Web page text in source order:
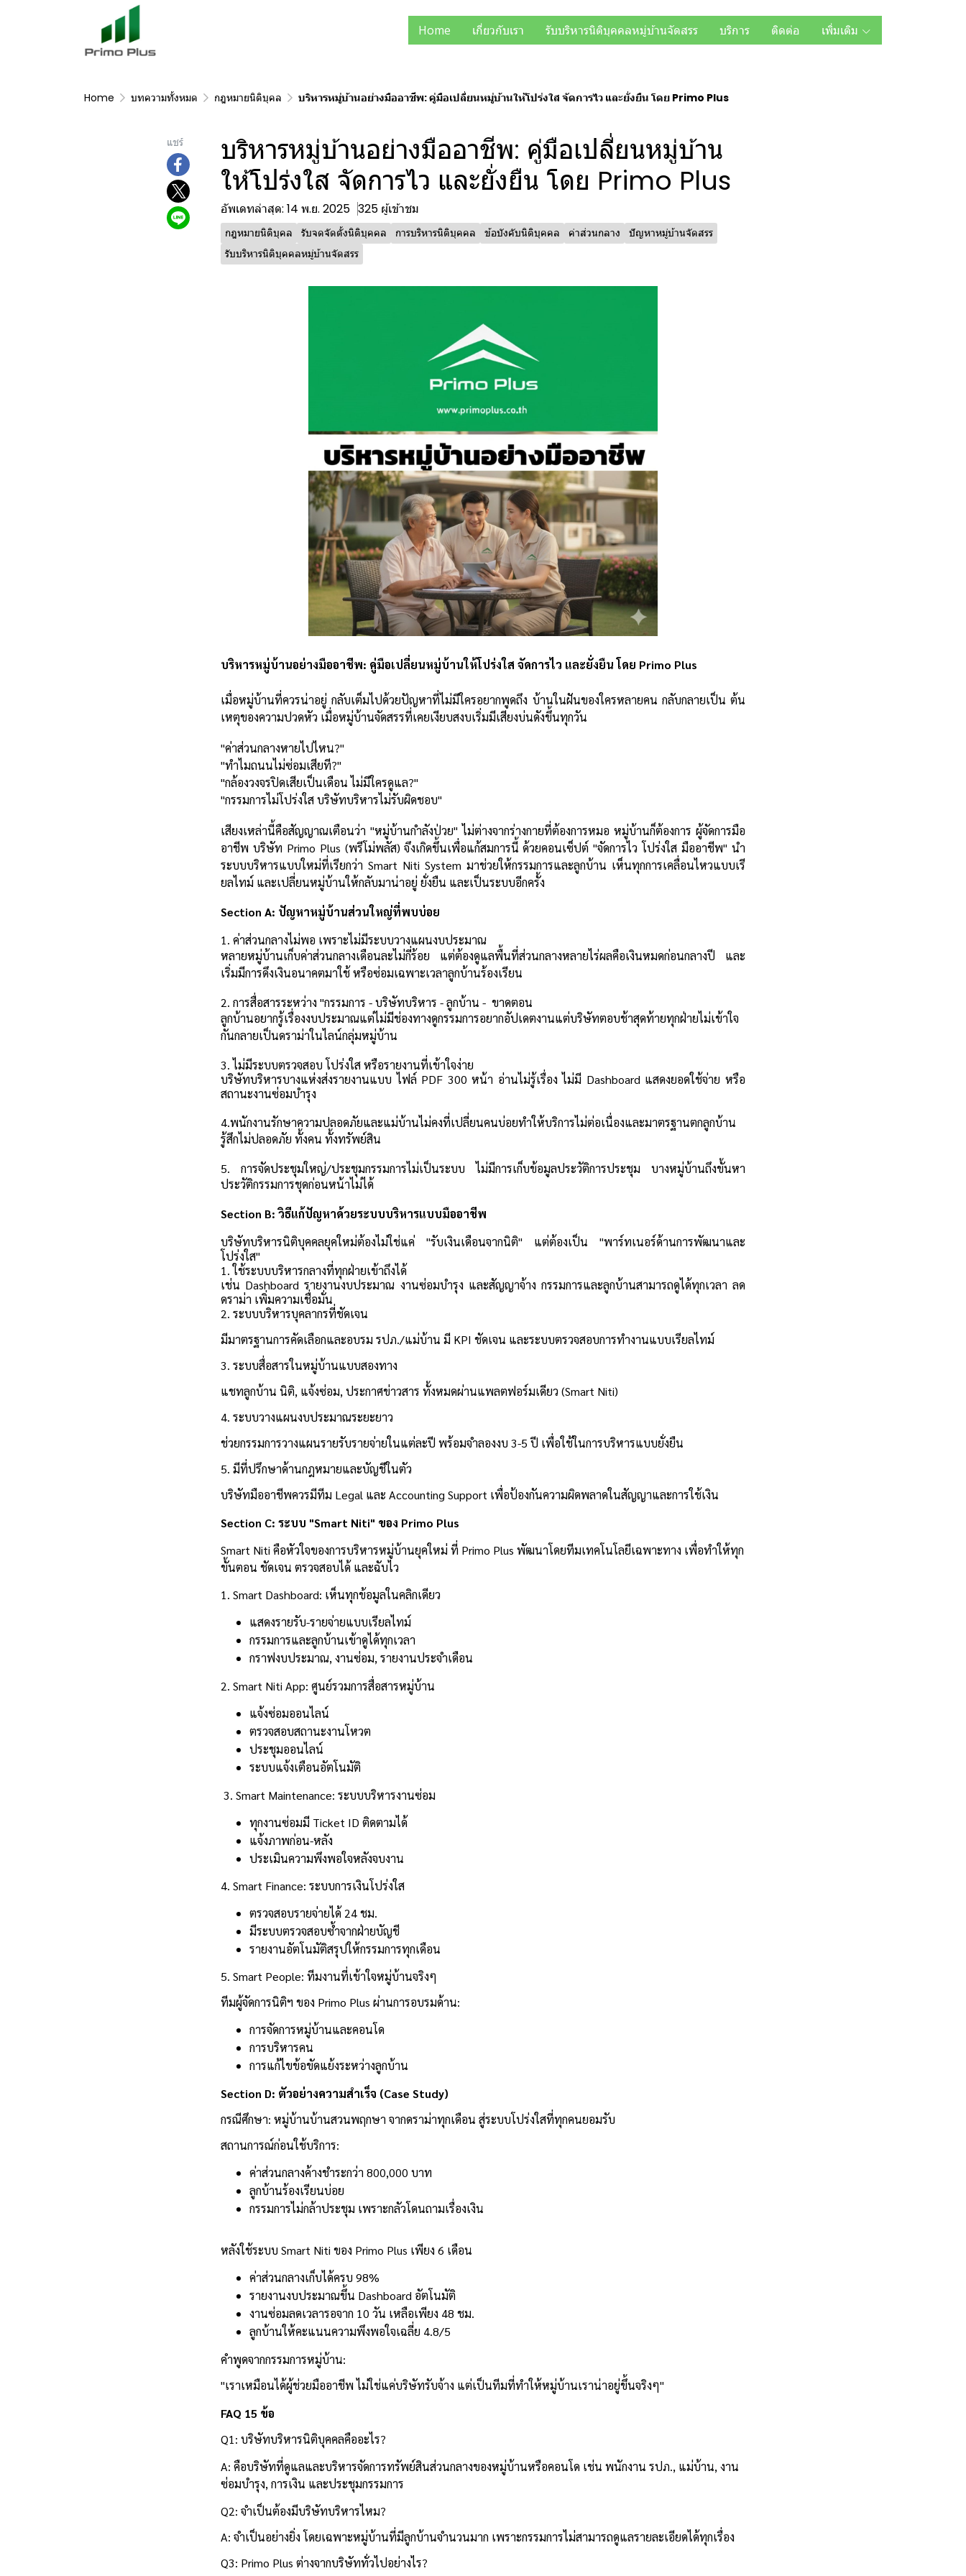
Home เกี่ยวกับเรา รับบริหารนิติบุคคลหมู่บ้านจัดสรร บริการ ติดต่อ เพิ่มเติม
Home บทความทั้งหมด กฎหมายนิติบุคล บริหารหมู่บ้านอย่างมืออาชีพ: คู่มือเปลี่ยนหมู่บ้านให้โปร่งใส จัดการไว และยั่งยืน โดย Primo Plus
แชร์
บริหารหมู่บ้านอย่างมืออาชีพ: คู่มือเปลี่ยนหมู่บ้าน
ให้โปร่งใส จัดการไว และยั่งยืน โดย Primo Plus
อัพเดทล่าสุด: 14 พ.ย. 2025 325 ผู้เข้าชม
กฎหมายนิติบุคล รับจดจัดตั้งนิติบุคคล การบริหารนิติบุคคล ข้อบังคับนิติบุคคล ค่าส่วนกลาง
ปัญหาหมู่บ้านจัดสรร
รับบริหารนิติบุคคลหมู่บ้านจัดสรร
บริหารหมู่บ้านอย่างมืออาชีพ: คู่มือเปลี่ยนหมู่บ้านให้โปร่งใส จัดการไว และยั่งยืน โดย Primo Plus
เมื่อหมู่บ้านที่ควรน่าอยู่ กลับเต็มไปด้วยปัญหาที่ไม่มีใครอยากพูดถึง บ้านในฝันของใครหลายคน กลับกลายเป็น ต้น
เหตุของความปวดหัว เมื่อหมู่บ้านจัดสรรที่เคยเงียบสงบเริ่มมีเสียงบ่นดังขึ้นทุกวัน
"ค่าส่วนกลางหายไปไหน?"
"ทำไมถนนไม่ซ่อมเสียที?"
"กล้องวงจรปิดเสียเป็นเดือน ไม่มีใครดูแล?"
"กรรมการไม่โปร่งใส บริษัทบริหารไม่รับผิดชอบ"
เสียงเหล่านี้คือสัญญาณเตือนว่า "หมู่บ้านกำลังป่วย" ไม่ต่างจากร่างกายที่ต้องการหมอ หมู่บ้านก็ต้องการ ผู้จัดการมือ
อาชีพ บริษัท Primo Plus (พรีโม่พลัส) จึงเกิดขึ้นเพื่อแก้สมการนี้ ด้วยคอนเซ็ปต์ "จัดการไว โปร่งใส มืออาชีพ" นำ
ระบบบริหารแบบใหม่ที่เรียกว่า Smart Niti System มาช่วยให้กรรมการและลูกบ้าน เห็นทุกการเคลื่อนไหวแบบเรี
ยลไทม์ และเปลี่ยนหมู่บ้านให้กลับมาน่าอยู่ ยั่งยืน และเป็นระบบอีกครั้ง
Section A: ปัญหาหมู่บ้านส่วนใหญ่ที่พบบ่อย
1. ค่าส่วนกลางไม่พอ เพราะไม่มีระบบวางแผนงบประมาณ
หลายหมู่บ้านเก็บค่าส่วนกลางเดือนละไม่กี่ร้อย แต่ต้องดูแลพื้นที่ส่วนกลางหลายไร่ผลคือเงินหมดก่อนกลางปี และ
เริ่มมีการดึงเงินอนาคตมาใช้ หรือซ่อมเฉพาะเวลาลูกบ้านร้องเรียน
2. การสื่อสารระหว่าง "กรรมการ - บริษัทบริหาร - ลูกบ้าน - ขาดตอน
ลูกบ้านอยากรู้เรื่องงบประมาณแต่ไม่มีช่องทางดูกรรมการอยากอัปเดตงานแต่บริษัทตอบช้าสุดท้ายทุกฝ่ายไม่เข้าใจ
กันกลายเป็นดราม่าในไลน์กลุ่มหมู่บ้าน
3. ไม่มีระบบตรวจสอบ โปร่งใส หรือรายงานที่เข้าใจง่าย
บริษัทบริหารบางแห่งส่งรายงานแบบ ไฟล์ PDF 300 หน้า อ่านไม่รู้เรื่องไม่มี Dashboard แสดงยอดใช้จ่าย หรือ
สถานะงานซ่อมบำรุง
4.พนักงานรักษาความปลอดภัยและแม่บ้านไม่คงที่เปลี่ยนคนบ่อยทำให้บริการไม่ต่อเนื่องและมาตรฐานตกลูกบ้าน
รู้สึกไม่ปลอดภัย ทั้งคน ทั้งทรัพย์สิน
5. การจัดประชุมใหญ่/ประชุมกรรมการไม่เป็นระบบไม่มีการเก็บข้อมูลประวัติการประชุม บางหมู่บ้านถึงขั้นหา
ประวัติกรรมการชุดก่อนหน้าไม่ได้
Section B: วิธีแก้ปัญหาด้วยระบบบริหารแบบมืออาชีพ
บริษัทบริหารนิติบุคคลยุคใหม่ต้องไม่ใช่แค่ "รับเงินเดือนจากนิติ" แต่ต้องเป็น "พาร์ทเนอร์ด้านการพัฒนาและ
โปร่งใส"
1. ใช้ระบบบริหารกลางที่ทุกฝ่ายเข้าถึงได้
เช่น Dashboard รายงานงบประมาณ งานซ่อมบำรุง และสัญญาจ้าง กรรมการและลูกบ้านสามารถดูได้ทุกเวลาลด
ดราม่า เพิ่มความเชื่อมั่น
2. ระบบบริหารบุคลากรที่ชัดเจน
มีมาตรฐานการคัดเลือกและอบรม รปภ./แม่บ้าน มี KPI ชัดเจน และระบบตรวจสอบการทำงานแบบเรียลไทม์
3. ระบบสื่อสารในหมู่บ้านแบบสองทาง
แชทลูกบ้าน นิติ, แจ้งซ่อม, ประกาศข่าวสาร ทั้งหมดผ่านแพลตฟอร์มเดียว (Smart Niti)
4. ระบบวางแผนงบประมาณระยะยาว
ช่วยกรรมการวางแผนรายรับรายจ่ายในแต่ละปี พร้อมจำลองงบ 3-5 ปี เพื่อใช้ในการบริหารแบบยั่งยืน
5. มีที่ปรึกษาด้านกฎหมายและบัญชีในตัว
บริษัทมืออาชีพควรมีทีม Legal และ Accounting Support เพื่อป้องกันความผิดพลาดในสัญญาและการใช้เงิน
Section C: ระบบ "Smart Niti" ของ Primo Plus
Smart Niti คือหัวใจของการบริหารหมู่บ้านยุคใหม่ ที่ Primo Plus พัฒนาโดยทีมเทคโนโลยีเฉพาะทาง เพื่อทำให้ทุก
ขั้นตอน ชัดเจน ตรวจสอบได้ และฉับไว
1. Smart Dashboard: เห็นทุกข้อมูลในคลิกเดียว
แสดงรายรับ-รายจ่ายแบบเรียลไทม์
กรรมการและลูกบ้านเข้าดูได้ทุกเวลา
กราฟงบประมาณ, งานซ่อม, รายงานประจำเดือน
2. Smart Niti App: ศูนย์รวมการสื่อสารหมู่บ้าน
แจ้งซ่อมออนไลน์
ตรวจสอบสถานะงานโหวต
ประชุมออนไลน์
ระบบแจ้งเตือนอัตโนมัติ
3. Smart Maintenance: ระบบบริหารงานซ่อม
ทุกงานซ่อมมี Ticket ID ติดตามได้
แจ้งภาพก่อน-หลัง
ประเมินความพึงพอใจหลังจบงาน
4. Smart Finance: ระบบการเงินโปร่งใส
ตรวจสอบรายจ่ายได้ 24 ชม.
มีระบบตรวจสอบซ้ำจากฝ่ายบัญชี
รายงานอัตโนมัติสรุปให้กรรมการทุกเดือน
5. Smart People: ทีมงานที่เข้าใจหมู่บ้านจริงๆ
ทีมผู้จัดการนิติฯ ของ Primo Plus ผ่านการอบรมด้าน:
การจัดการหมู่บ้านและคอนโด
การบริหารคน
การแก้ไขข้อขัดแย้งระหว่างลูกบ้าน
Section D: ตัวอย่างความสำเร็จ (Case Study)
กรณีศึกษา: หมู่บ้านบ้านสวนพฤกษา จากดราม่าทุกเดือน สู่ระบบโปร่งใสที่ทุกคนยอมรับ
สถานการณ์ก่อนใช้บริการ:
ค่าส่วนกลางค้างชำระกว่า 800,000 บาท
ลูกบ้านร้องเรียนบ่อย
กรรมการไม่กล้าประชุม เพราะกลัวโดนถามเรื่องเงิน
หลังใช้ระบบ Smart Niti ของ Primo Plus เพียง 6 เดือน
ค่าส่วนกลางเก็บได้ครบ 98%
รายงานงบประมาณขึ้น Dashboard อัตโนมัติ
งานซ่อมลดเวลารอจาก 10 วัน เหลือเพียง 48 ชม.
ลูกบ้านให้คะแนนความพึงพอใจเฉลี่ย 4.8/5
คำพูดจากกรรมการหมู่บ้าน:
"เราเหมือนได้ผู้ช่วยมืออาชีพ ไม่ใช่แค่บริษัทรับจ้าง แต่เป็นทีมที่ทำให้หมู่บ้านเราน่าอยู่ขึ้นจริงๆ"
FAQ 15 ข้อ
Q1: บริษัทบริหารนิติบุคคลคืออะไร?
A: คือบริษัทที่ดูแลและบริหารจัดการทรัพย์สินส่วนกลางของหมู่บ้านหรือคอนโด เช่น พนักงาน รปภ., แม่บ้าน, งาน
ซ่อมบำรุง, การเงิน และประชุมกรรมการ
Q2: จำเป็นต้องมีบริษัทบริหารไหม?
A: จำเป็นอย่างยิ่ง โดยเฉพาะหมู่บ้านที่มีลูกบ้านจำนวนมาก เพราะกรรมการไม่สามารถดูแลรายละเอียดได้ทุกเรื่อง
Q3: Primo Plus ต่างจากบริษัททั่วไปอย่างไร?